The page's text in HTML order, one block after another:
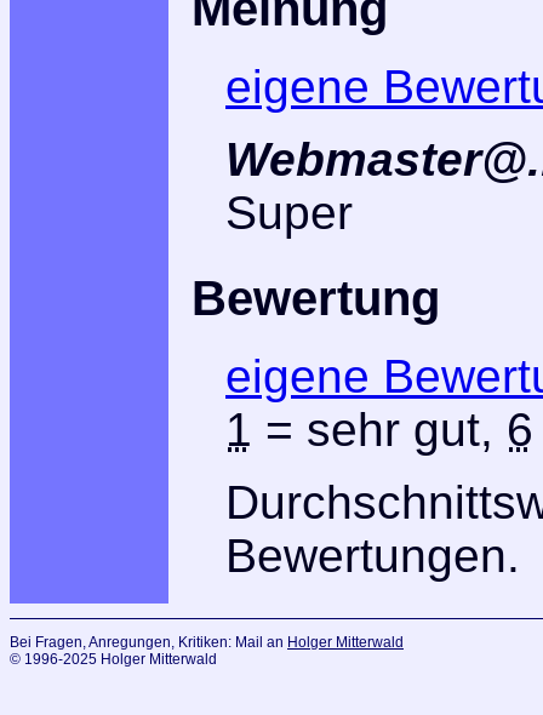
eigene
Super
Bewertung
eigene
1 = sehr gut, 6
Bewertungen.
Bei Fragen, Anregungen, Kritiken: Mail an Holger Mitterwald
© 1996-2025 Holger Mitterwald